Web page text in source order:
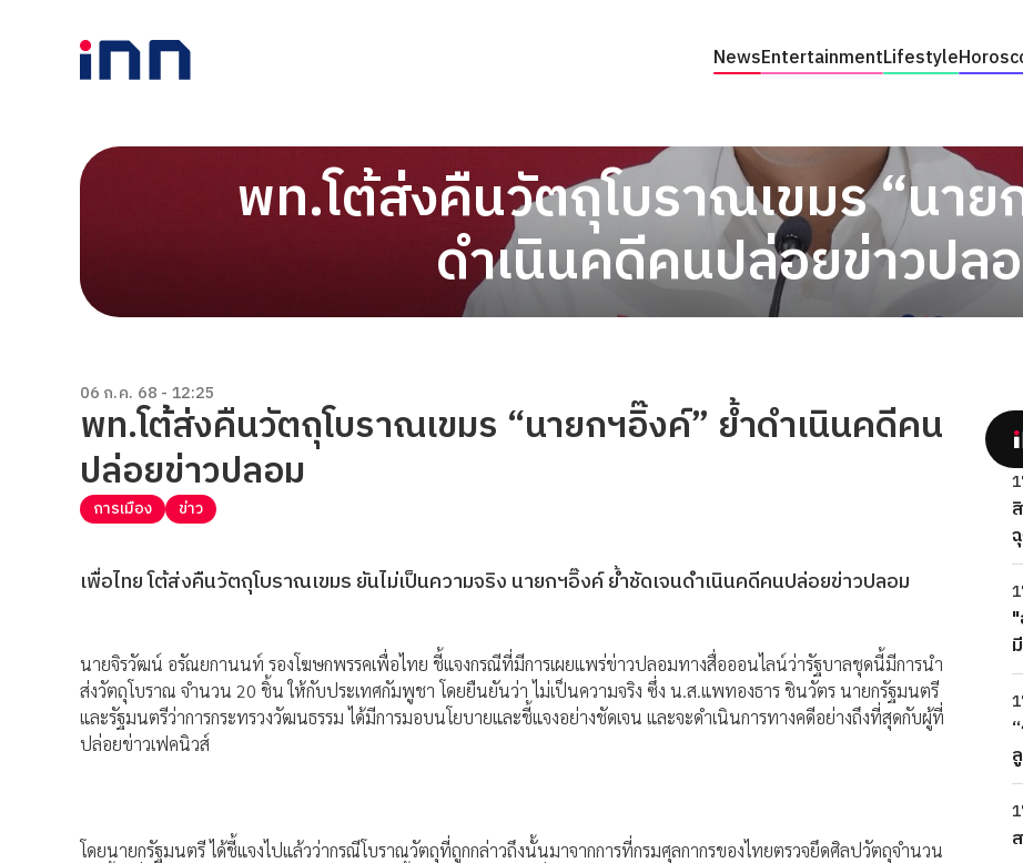
NewsEntertainmentLifestyle
พท.โต้ส่งคืนวัตถุโบราณเขมร “นาย
ดำเนินคดีคนปล่อยข่าวปล
06 ก.ค. 68 - 12:25
พท.โต้ส่งคืนวัตถุโบราณเขมร “นายกฯอิ๊งค์” ย้ำดำเนินคดีคน
ปล่อยข่าวปลอม
การเมือง ข่าว
เพื่อไทย โต้ส่งคืนวัตถุโบราณเขมร ยันไม่เป็นความจริง นายกฯอิ๊งค์ ย้ำชัดเจนดำเนินคดีคนปล่อยข่าวปลอม
นายจิรวัฒน์ อรัณยกานนท์ รองโฆษกพรรคเพื่อไทย ชี้แจงกรณีที่มีการเผยแพร่ข่าวปลอมทางสื่อออนไลน์ว่ารัฐบาลชุดนี้มีการนำ
ส่งวัตถุโบราณ จำนวน 20 ชิ้น ให้กับประเทศกัมพูชา โดยยืนยันว่า ไม่เป็นความจริง ซึ่ง น.ส.แพทองธาร ชินวัตร นายกรัฐมนตรี
และรัฐมนตรีว่าการกระทรวงวัฒนธรรม ได้มีการมอบนโยบายและชี้แจงอย่างชัดเจน และจะดำเนินการทางคดีอย่างถึงที่สุดกับผู้ที่
ปล่อยข่าวเฟคนิวส์
โดยนายกรัฐมนตรี ได้ชี้แจงไปแล้วว่ากรณีโบราณวัตถุที่ถูกกล่าวถึงนั้นมาจากการที่กรมศุลกากรของไทยตรวจยึดศิลปวัตถุจำนวน